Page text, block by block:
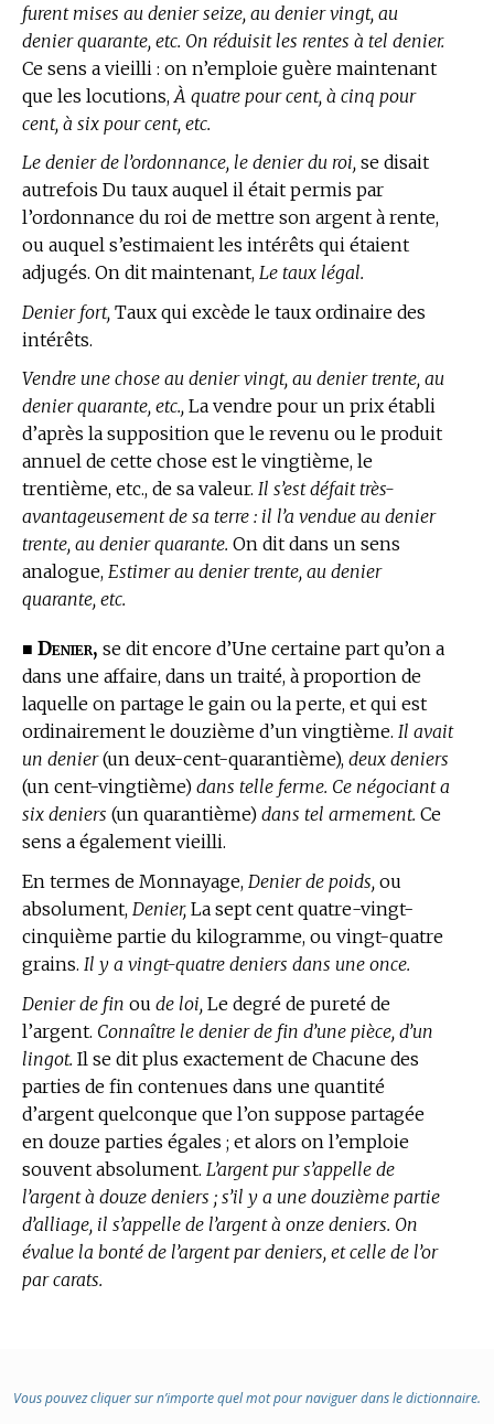
furent mises au denier seize, au denier vingt, au
denier quarante, etc. On réduisit les rentes à tel denier.
Ce sens a vieilli : on n’emploie guère maintenant
que les locutions, À quatre pour cent, à cinq pour
cent, à six pour cent, etc.
Le denier de l’ordonnance, le denier du roi, se disait
autrefois Du taux auquel il était permis par
l’ordonnance du roi de mettre son argent à rente,
ou auquel s’estimaient les intérêts qui étaient
adjugés. On dit maintenant, Le taux légal.
Denier fort, Taux qui excède le taux ordinaire des
intérêts.
Vendre une chose au denier vingt, au denier trente, au
denier quarante, etc., La vendre pour un prix établi
d’après la supposition que le revenu ou le produit
annuel de cette chose est le vingtième, le
trentième, etc., de sa valeur. Il s’est défait très-
avantageusement de sa terre : il l’a vendue au denier
trente, au denier quarante. On dit dans un sens
analogue, Estimer au denier trente, au denier
quarante, etc.
■ Denier, se dit encore d’Une certaine part qu’on a
dans une affaire, dans un traité, à proportion de
laquelle on partage le gain ou la perte, et qui est
ordinairement le douzième d’un vingtième. Il avait
un denier(un deux-cent-quarantième), deux deniers
(un cent-vingtième) dans telle ferme. Ce négociant a
six deniers (un quarantième) dans tel armement. Ce
sens a également vieilli.
En termes de Monnayage, Denier de poids, ou
absolument, Denier, La sept cent quatre-vingt-
cinquième partie du kilogramme, ou vingt-quatre
grains. Il y a vingt-quatre deniers dans une once.
Denier de fin ou de loi, Le degré de pureté de
l’argent. Connaître le denier de fin d’une pièce, d’un
lingot. Il se dit plus exactement de Chacune des
parties de fin contenues dans une quantité
d’argent quelconque que l’on suppose partagée
en douze parties égales ; et alors on l’emploie
souvent absolument. L’argent pur s’appelle de
l’argent à douze deniers ; s’il y a une douzième partie
d’alliage, il s’appelle de l’argent à onze deniers. On
évalue la bonté de l’argent par deniers, et celle de l’or
par carats.
Vous pouvez cliquer sur n’importe quel mot pour naviguer dans le dictionnaire.